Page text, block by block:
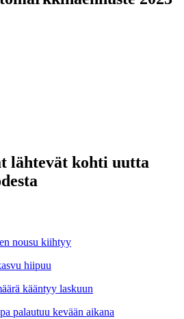
lähtevät kohti uutta
nousu kiihtyy
hiipuu
kääntyy laskuun
palautuu kevään aikana